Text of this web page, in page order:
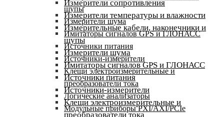
щупы
Измерители шума
Имитаторы сигналов GPS и ГЛОНАСС
Источники питания
Источники-измерители
Клещи электроизмерительные и
преобразователи тока
Логические анализаторы
Модульные приборы PXI/AXI/PCIe
Измерители сопротивления
Измерители температуры и влажности
Измерительные кабели, наконечники и
щупы
Измерители шума
Имитаторы сигналов GPS и ГЛОНАСС
Источники питания
Источники-измерители
Клещи электроизмерительные и
преобразователи тока